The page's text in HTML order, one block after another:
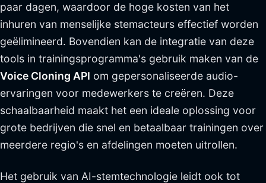
paar dagen, waardoor de hoge kosten van het
inhuren van menselijke stemacteurs effectief worden
geëlimineerd. Bovendien kan de integratie van deze
tools in trainingsprogramma's gebruik maken van de
Voice Cloning API om gepersonaliseerde audio-
ervaringen voor medewerkers te creëren. Deze
schaalbaarheid maakt het een ideale oplossing voor
grote bedrijven die snel en betaalbaar trainingen over
meerdere regio's en afdelingen moeten uitrollen.
Het gebruik van AI-stemtechnologie leidt ook tot